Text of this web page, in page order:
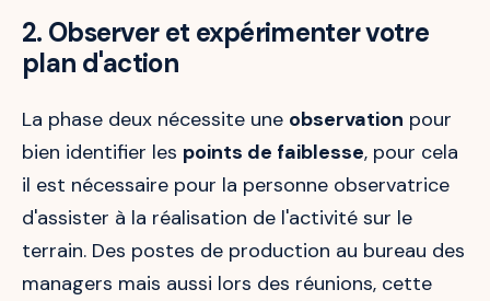
2. Observer et expérimenter votre
plan d'action
La phase deux nécessite une observation pour
bien identifier les points de faiblesse, pour cela
il est nécessaire pour la personne observatrice
d'assister à la réalisation de l'activité sur le
terrain. Des postes de production au bureau des
managers mais aussi lors des réunions, cette